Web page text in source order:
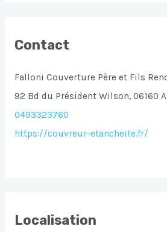
Contact
Falloni Couverture Père et Fils
92 Bd du Président Wilson, 06160
0493323760
https://couvreur-etancheite.fr/
Localisation